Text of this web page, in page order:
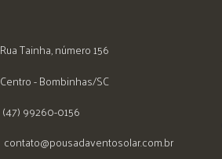
Rua Tainha, número 156
Centro - Bombinhas/SC
(47) 99260-0156
contato@pousadaventosolar.com.br